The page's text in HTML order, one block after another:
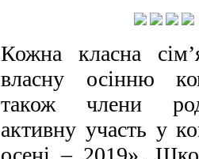
Кожна класна
власну осінню
також члени
активну участь у